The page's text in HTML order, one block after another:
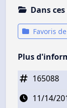
Dans
Favoris
Plus
165088
11/14/